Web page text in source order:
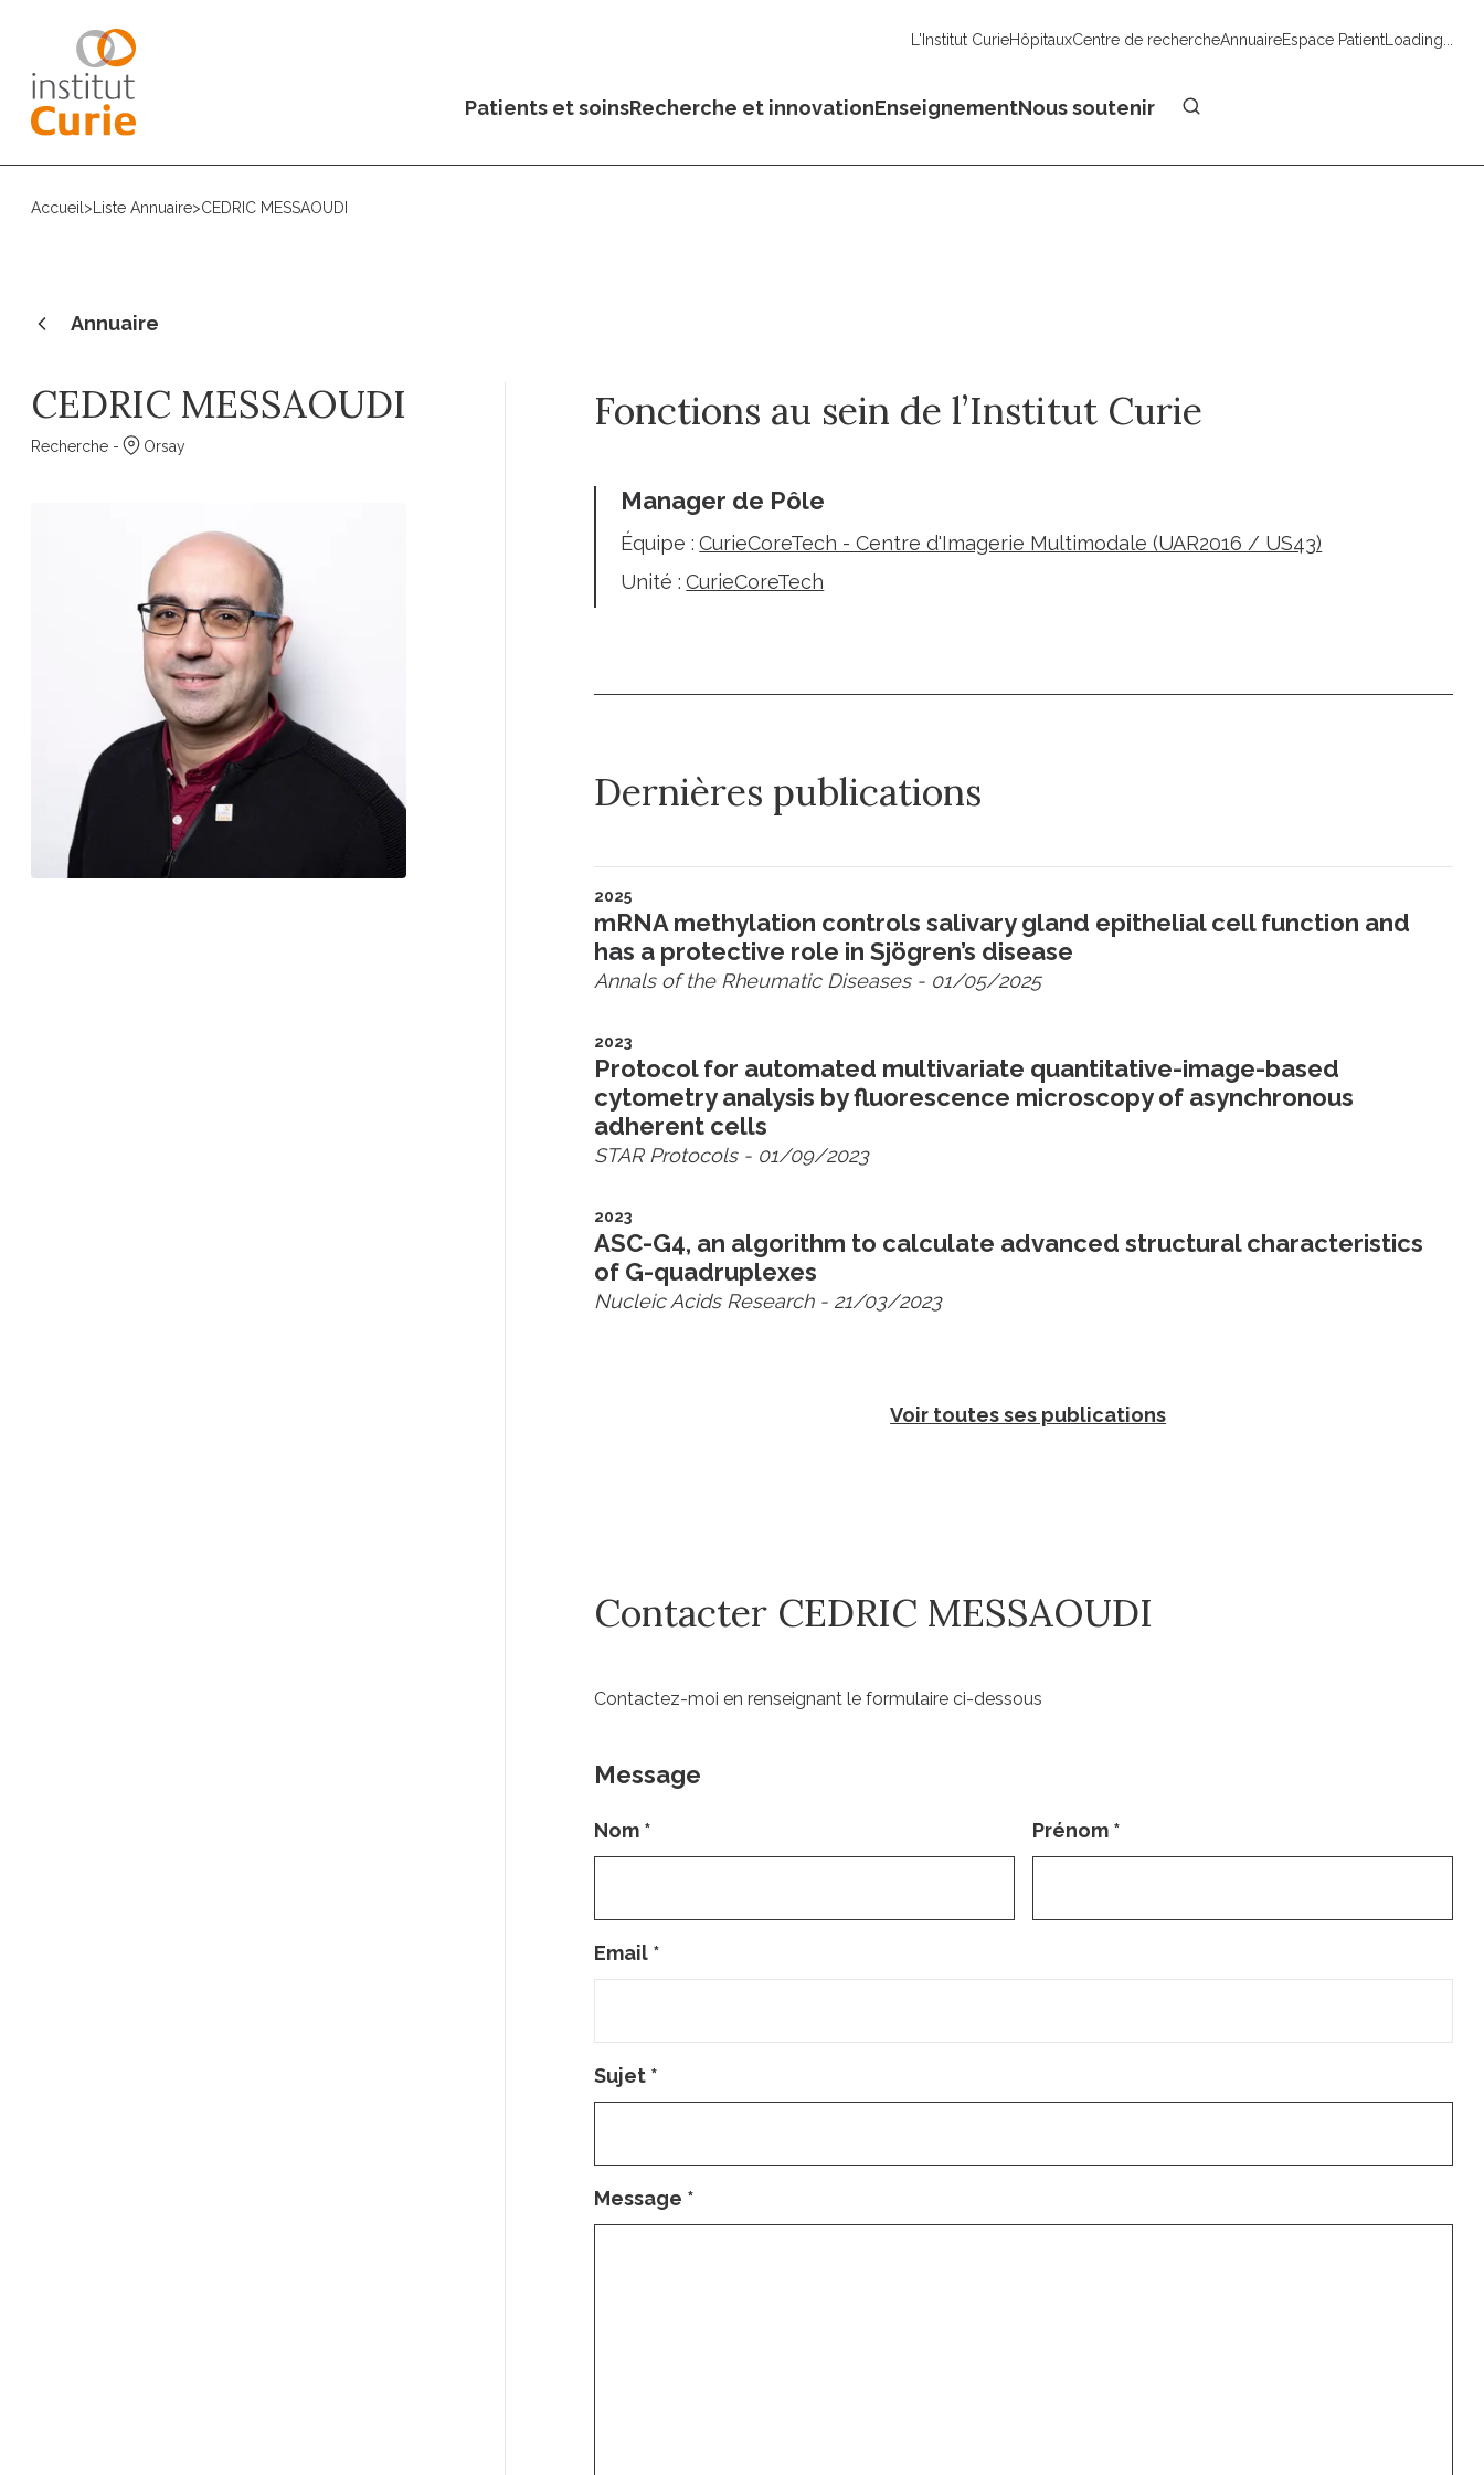
L'Institut CurieHôpitauxCentre de rechercheAnnuaireEspace PatientLoading...
Patients et soinsRecherche et innovationEnseignementNous soutenir
Accueil > Liste Annuaire>CEDRIC MESSAOUDI
Annuaire
CEDRIC MESSAOUDI
Recherche - Orsay
Fonctions au sein de l’Institut Curie
Manager de Pôle
Équipe : CurieCoreTech - Centre d'Imagerie Multimodale (UAR2016 / US43)
Unité : CurieCoreTech
Dernières publications
2025
mRNA methylation controls salivary gland epithelial cell function and
has a protective role in Sjögren’s disease
Annals of the Rheumatic Diseases- 01/05/2025
2023
Protocol for automated multivariate quantitative-image-based
cytometry analysis by fluorescence microscopy of asynchronous
adherent cells
STAR Protocols- 01/09/2023
2023
ASC-G4, an algorithm to calculate advanced structural characteristics
of G-quadruplexes
Nucleic Acids Research- 21/03/2023
Voir toutes ses publications
Contacter CEDRIC MESSAOUDI
Contactez-moi en renseignant le formulaire ci-dessous
Message
Nom * Prénom *
Email *
Sujet *
Message *